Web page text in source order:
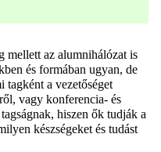
mellett az alumnihálózat is
és formában ugyan, de
a vezetőséget
vagy konferencia- és
hiszen ők tudják a
készségeket és tudást